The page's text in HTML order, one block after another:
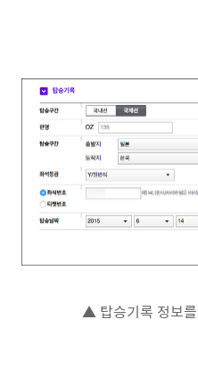
▲ 탑승기록 정보